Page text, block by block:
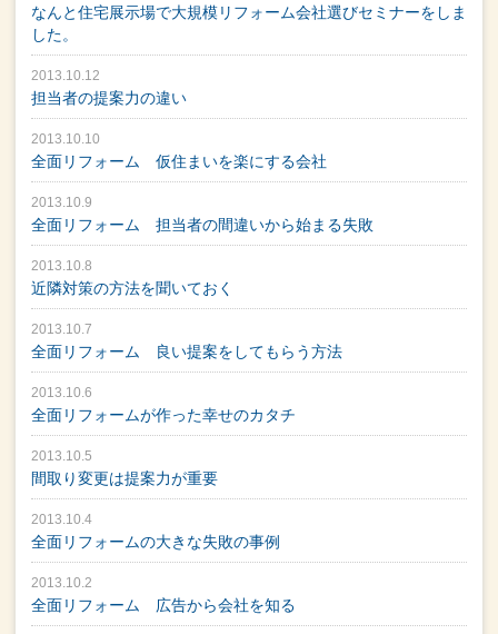
なんと住宅展示場で大規模リフォーム会社選びセミナーをしま
した。
2013.10.12
担当者の提案力の違い
2013.10.10
全面リフォーム 仮住まいを楽にする会社
2013.10.9
全面リフォーム 担当者の間違いから始まる失敗
2013.10.8
近隣対策の方法を聞いておく
2013.10.7
全面リフォーム 良い提案をしてもらう方法
2013.10.6
全面リフォームが作った幸せのカタチ
2013.10.5
間取り変更は提案力が重要
2013.10.4
全面リフォームの大きな失敗の事例
2013.10.2
全面リフォーム 広告から会社を知る